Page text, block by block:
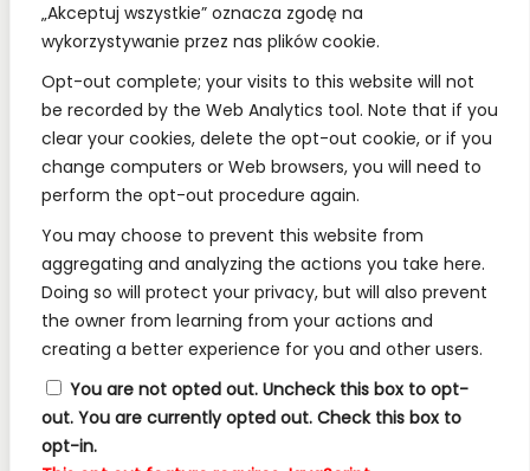
„Akceptuj wszystkie” oznacza zgodę na
wykorzystywanie przez nas plików cookie.
Opt-out complete; your visits to this website will not
be recorded by the Web Analytics tool. Note that if you
clear your cookies, delete the opt-out cookie, or if you
change computers or Web browsers, you will need to
perform the opt-out procedure again.
You may choose to prevent this website from
aggregating and analyzing the actions you take here.
Doing so will protect your privacy, but will also prevent
the owner from learning from your actions and
creating a better experience for you and other users.
You are not opted out. Uncheck this box to opt-
out. You are currently opted out. Check this box to
opt-in.
REGULAMINY:
Regulamin
RODO
Regulamin Konkursów
INFORMACJE:
Wysyłka i Dostawa
Metody Płatności w Naszym Sklepie